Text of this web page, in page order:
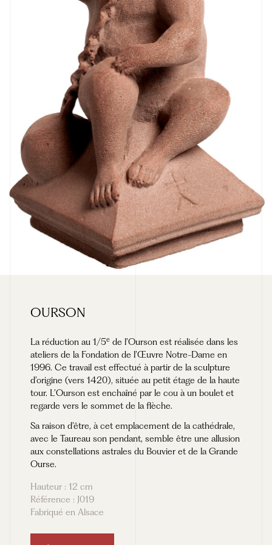
OURSON
La réduction au 1/5e de l’Ourson est réalisée dans les
ateliers de la Fondation de l’Œuvre Notre-Dame en
1996. Ce travail est effectué à partir de la sculpture
d’origine (vers 1420), située au petit étage de la haute
tour. L’Ourson est enchaîné par le cou à un boulet et
regarde vers le sommet de la flèche.
Sa raison d’être, à cet emplacement de la cathédrale,
avec le Taureau son pendant, semble être une allusion
aux constellations astrales du Bouvier et de la Grande
Ourse.
Hauteur : 12 cm
Référence : J019
Fabriqué en Alsace